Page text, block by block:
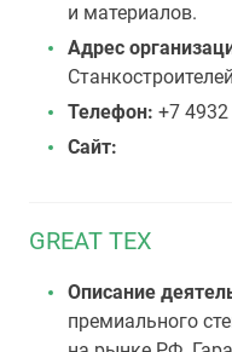
и материалов.
Адрес
Телефон: +7
Сайт:
GREAT TEX
Описание
премиального